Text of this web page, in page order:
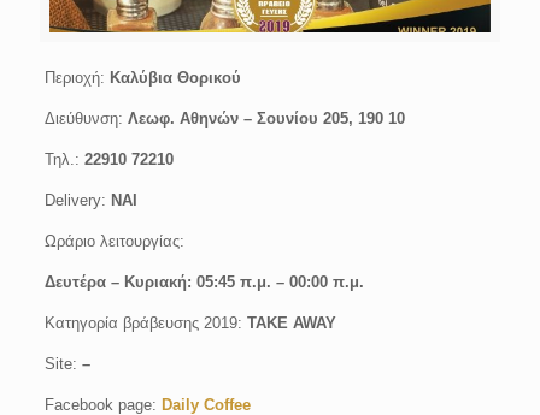
Περιοχή: Kαλύβια Θορικού
Διεύθυνση: Λεωφ. Αθηνών – Σουνίου 205, 190 10
Τηλ.: 22910 72210
Delivery: ΝΑΙ
Ωράριο λειτουργίας:
Δευτέρα – Κυριακή: 05:45 π.μ. – 00:00 π.μ.
Κατηγορία βράβευσης 2019: ΤΑΚΕ AWAY
Site: –
Facebook page: Daily Coffee